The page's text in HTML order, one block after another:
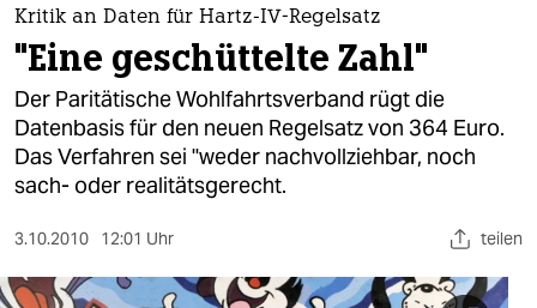
themen
politik
öko
gesellschaft
kultur
sport
Kritik an Daten für Hartz-IV-Regelsatz
"Eine geschüttelte Zahl"
Der Paritätische Wohlfahrtsverband rügt die
Datenbasis für den neuen Regelsatz von 364 Euro.
Das Verfahren sei "weder nachvollziehbar, noch
sach- oder realitätsgerecht.
3.10.2010 12:01 Uhr teilen